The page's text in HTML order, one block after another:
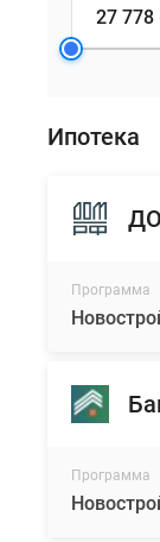
Ипотека
Программа
Программа